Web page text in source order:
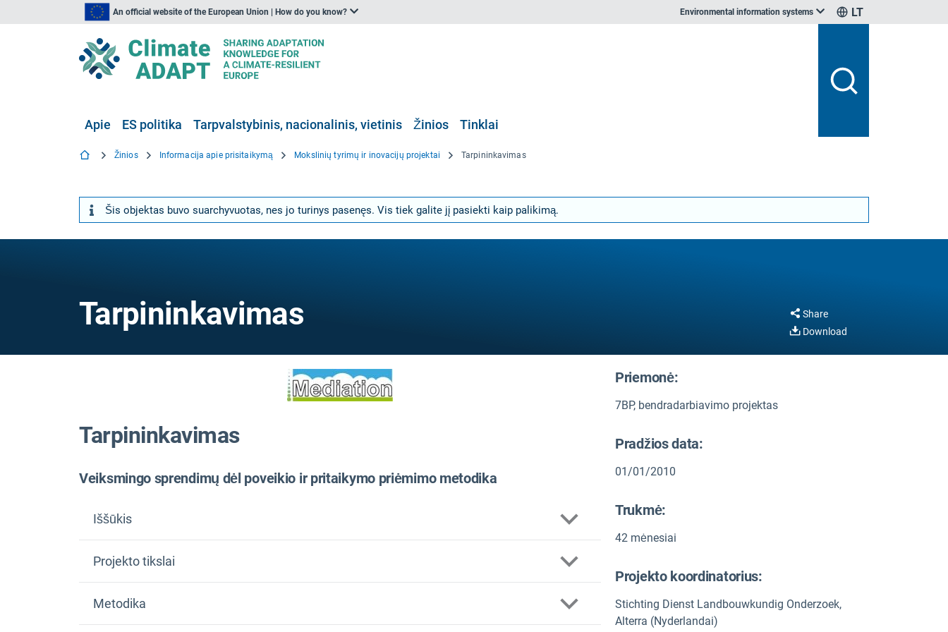
An official website of the European Union | How do you know? Environmental information systems LT
Apie ES politika Tarpvalstybinis, nacionalinis, vietinis Žinios Tinklai
Žinios Informacija apie prisitaikymą Mokslinių tyrimų ir inovacijų projektai Tarpininkavimas
Šis objektas buvo suarchyvuotas, nes jo turinys pasenęs. Vis tiek galite jį pasiekti kaip palikimą.
Tarpininkavimas
Share
Download
Tarpininkavimas
Veiksmingo sprendimų dėl poveikio ir pritaikymo priėmimo metodika
Iššūkis
Projekto tikslai
Metodika
Priemonė:
7BP, bendradarbiavimo projektas
Pradžios data:
01/01/2010
Trukmė:
42 mėnesiai
Projekto koordinatorius:
Stichting Dienst Landbouwkundig Onderzoek,
Alterra (Nyderlandai)